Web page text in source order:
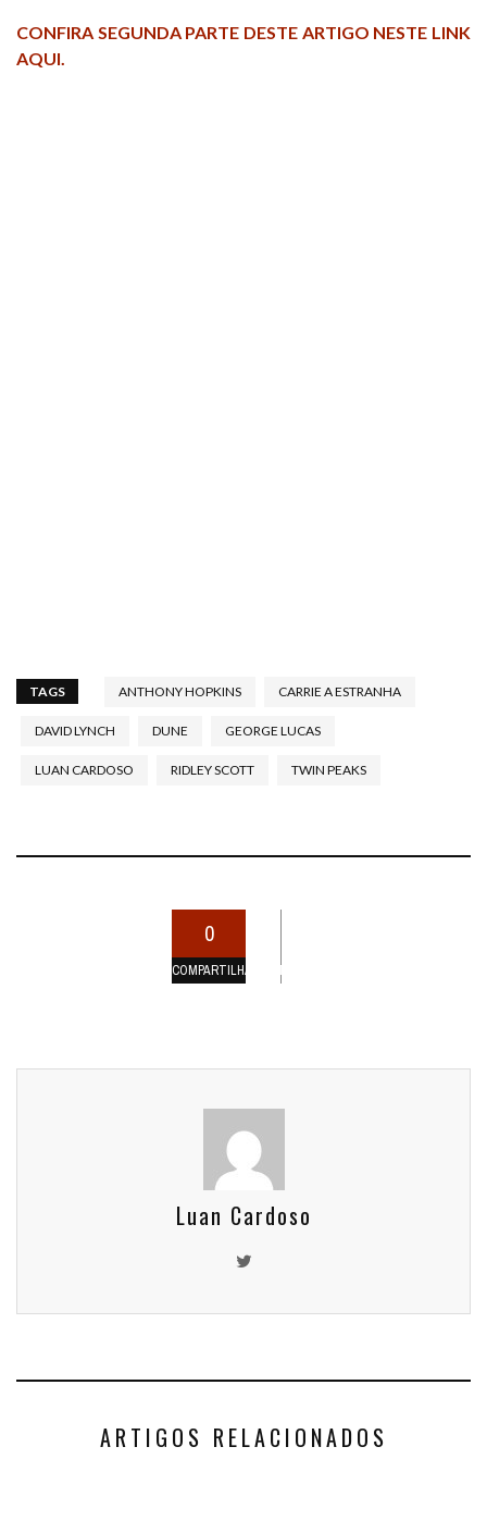
CONFIRA SEGUNDA PARTE DESTE ARTIGO NESTE LINK
AQUI.
TAGS ANTHONY HOPKINS CARRIE A ESTRANHA
DAVID LYNCH DUNE GEORGE LUCAS
LUAN CARDOSO RIDLEY SCOTT TWIN PEAKS
0
COMPARTILHAMENTOS
Luan Cardoso
ARTIGOS RELACIONADOS